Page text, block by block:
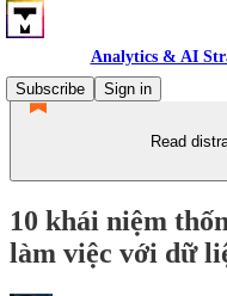
Analytics & AI
Subscribe
Sign in
Read
10 khái niệm
làm việc với dữ